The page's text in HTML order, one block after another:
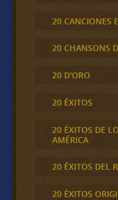
20 CANCIONES
20 CHANSONS
20 D'ORO
20 ÉXITOS
20 ÉXITOS DE
AMÉRICA
20 ÉXITOS DEL
20 ÉXITOS